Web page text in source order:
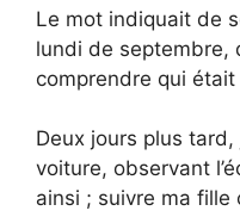
Le mot indiquait de
lundi de septembre,
comprendre qui
Deux jours plus tard,
voiture, observant
ainsi ; suivre ma fille